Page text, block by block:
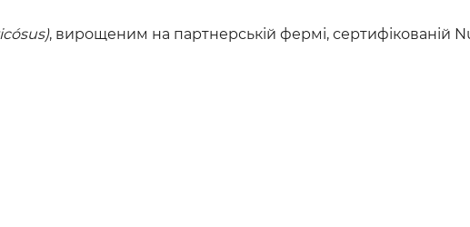
, вирощеним на партнерській фермі, сертифікованій